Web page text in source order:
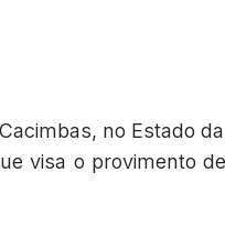
no Estado
visa o provimento